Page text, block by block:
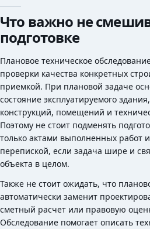
Что важно не
подготовке
Плановое техническое
проверки качества конкретных
приемкой. При плановой задаче
состояние эксплуатируемого
конструкций, помещений и
Поэтому не стоит подменять
только актами выполненных работ
перепиской, если задача шире и
объекта в целом.
Также не стоит ожидать, что
автоматически заменит
сметный расчет или правовую
Обследование помогает описать